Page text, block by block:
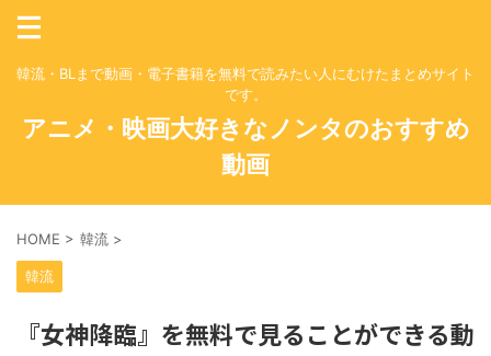
韓流・BLまで動画・電子書籍を無料で読みたい人にむけたまとめサイト
です。
アニメ・映画大好きなノンタのおすすめ
動画
HOME > 韓流 >
韓流
『女神降臨』を無料で見ることができる動